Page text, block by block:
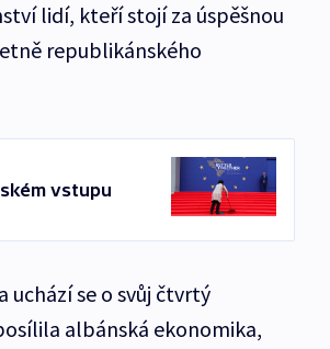
lidí, kteří stojí za úspěšnou
republikánského
vstupu
uchází se o svůj čtvrtý
albánská ekonomika,